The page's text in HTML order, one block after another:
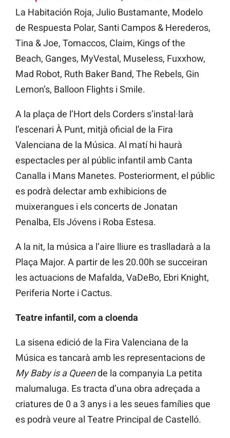
La Habitación Roja, Julio Bustamante, Modelo
de Respuesta Polar, Santi Campos & Herederos,
Tina & Joe, Tomaccos, Claim, Kings of the
Beach, Ganges, MyVestal, Museless, Fuxxhow,
Mad Robot, Ruth Baker Band, The Rebels, Gin
Lemon’s, Balloon Flights i Smile.
A la plaça de l’Hort dels Corders s’instal·larà
l’escenari À Punt, mitjà oficial de la Fira
Valenciana de la Música. Al matí hi haurà
espectacles per al públic infantil amb Canta
Canalla i Mans Manetes. Posteriorment, el públic
es podrà delectar amb exhibicions de
muixerangues i els concerts de Jonatan
Penalba, Els Jóvens i Roba Estesa.
A la nit, la música a l’aire lliure es traslladarà a la
Plaça Major. A partir de les 20.00h se succeiran
les actuacions de Mafalda, VaDeBo, Ebri Knight,
Periferia Norte i Cactus.
Teatre infantil, com a cloenda
La sisena edició de la Fira Valenciana de la
Música es tancarà amb les representacions de
My Baby is a Queende la companyia La petita
malumaluga. Es tracta d’una obra adreçada a
criatures de 0 a 3 anys i a les seues famílies que
es podrà veure al Teatre Principal de Castelló.